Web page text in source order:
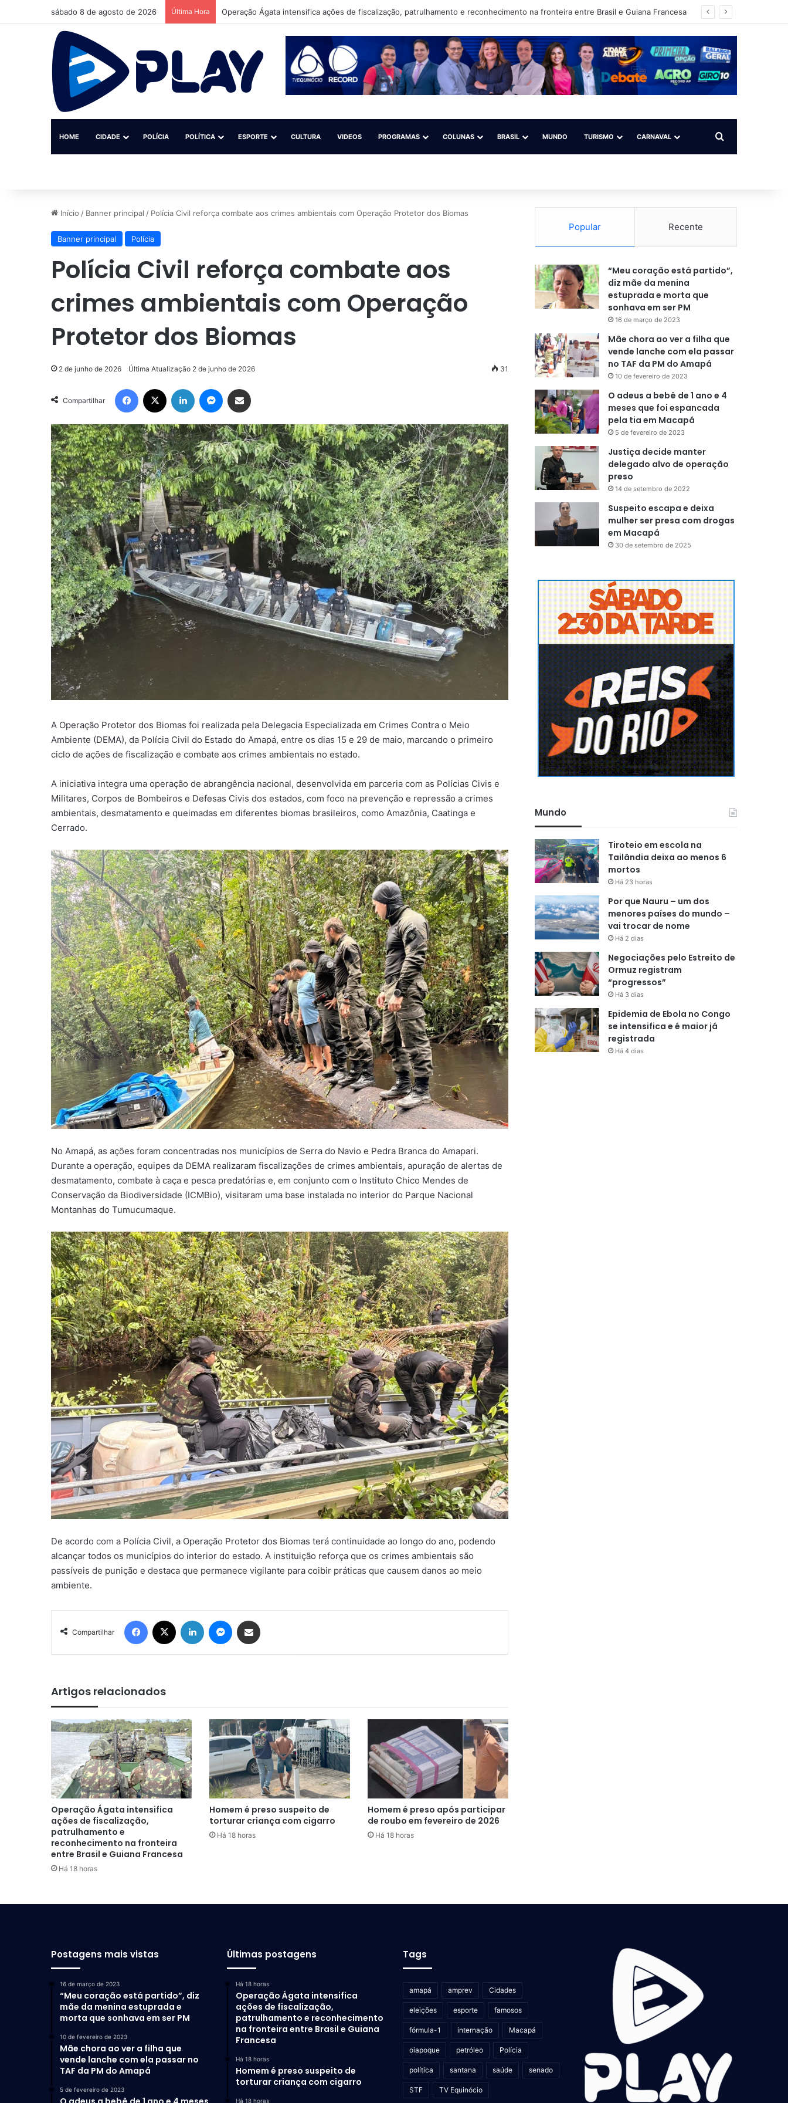
sábado 8 de agosto de 2026 Última Hora Operação Ágata intensifica ações de fiscalização, patrulhamento e reconhecimento na fronteira entre Brasil e Guiana Francesa
HOME CIDADE POLÍCIA POLÍTICA ESPORTE CULTURA VIDEOS PROGRAMAS COLUNAS BRASIL MUNDO TURISMO CARNAVAL Procurar por
Início / Banner principal / Polícia Civil reforça combate aos crimes ambientais com Operação Protetor dos Biomas
Banner principal Polícia
Polícia Civil reforça combate aos
crimes ambientais com Operação
Protetor dos Biomas
2 de junho de 2026 Última Atualização 2 de junho de 2026 31
Compartilhar
A Operação Protetor dos Biomas foi realizada pela Delegacia Especializada em Crimes Contra o Meio
Ambiente (DEMA), da Polícia Civil do Estado do Amapá, entre os dias 15 e 29 de maio, marcando o primeiro
ciclo de ações de fiscalização e combate aos crimes ambientais no estado.
A iniciativa integra uma operação de abrangência nacional, desenvolvida em parceria com as Polícias Civis e
Militares, Corpos de Bombeiros e Defesas Civis dos estados, com foco na prevenção e repressão a crimes
ambientais, desmatamento e queimadas em diferentes biomas brasileiros, como Amazônia, Caatinga e
Cerrado.
No Amapá, as ações foram concentradas nos municípios de Serra do Navio e Pedra Branca do Amapari.
Durante a operação, equipes da DEMA realizaram fiscalizações de crimes ambientais, apuração de alertas de
desmatamento, combate à caça e pesca predatórias e, em conjunto com o Instituto Chico Mendes de
Conservação da Biodiversidade (ICMBio), visitaram uma base instalada no interior do Parque Nacional
Montanhas do Tumucumaque.
De acordo com a Polícia Civil, a Operação Protetor dos Biomas terá continuidade ao longo do ano, podendo
alcançar todos os municípios do interior do estado. A instituição reforça que os crimes ambientais são
passíveis de punição e destaca que permanece vigilante para coibir práticas que causem danos ao meio
ambiente.
Compartilhar
Artigos relacionados
Operação Ágata intensifica
ações de fiscalização,
patrulhamento e
reconhecimento na fronteira
entre Brasil e Guiana Francesa
Há 18 horas
Homem é preso suspeito de
torturar criança com cigarro
Há 18 horas
Homem é preso após participar
de roubo em fevereiro de 2026
Há 18 horas
Popular Recente
“Meu coração está partido”,
diz mãe da menina
estuprada e morta que
sonhava em ser PM
16 de março de 2023
Mãe chora ao ver a filha que
vende lanche com ela passar
no TAF da PM do Amapá
10 de fevereiro de 2023
O adeus a bebê de 1 ano e 4
meses que foi espancada
pela tia em Macapá
5 de fevereiro de 2023
Justiça decide manter
delegado alvo de operação
preso
14 de setembro de 2022
Suspeito escapa e deixa
mulher ser presa com drogas
em Macapá
30 de setembro de 2025
Mundo
Tiroteio em escola na
Tailândia deixa ao menos 6
mortos
Há 23 horas
Por que Nauru – um dos
menores países do mundo –
vai trocar de nome
Há 2 dias
Negociações pelo Estreito de
Ormuz registram
“progressos”
Há 3 dias
Epidemia de Ebola no Congo
se intensifica e é maior já
registrada
Há 4 dias
Postagens mais vistas
16 de março de 2023
“Meu coração está partido”, diz
mãe da menina estuprada e
morta que sonhava em ser PM
10 de fevereiro de 2023
Mãe chora ao ver a filha que
vende lanche com ela passar no
TAF da PM do Amapá
5 de fevereiro de 2023
Últimas postagens
Há 18 horas
Operação Ágata intensifica
ações de fiscalização,
patrulhamento e reconhecimento
na fronteira entre Brasil e Guiana
Francesa
Há 18 horas
Homem é preso suspeito de
torturar criança com cigarro
Há 18 horas
Tags
amapá amprev Cidades
eleições esporte famosos
fórmula-1 internação Macapá
oiapoque petróleo Polícia
política santana saúde senado
STF TV Equinócio